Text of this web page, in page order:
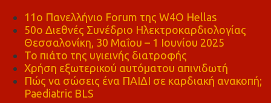
11ο Πανελλήνιο Forum της W4O Hellas
50ο Διεθνές Συνέδριο Ηλεκτροκαρδιολογίας
Θεσσαλονίκη, 30 Μαΐου – 1 Ιουνίου 2025
Το πιάτο της υγιεινής διατροφής
Χρήση εξωτερικού αυτόματου απινιδωτή
Πώς να σώσεις ένα ΠΑΙΔΙ σε καρδιακή ανακοπή;
Paediatric BLS